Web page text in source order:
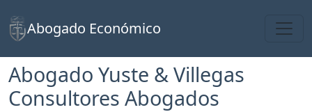
Abogado Económico
Abogado Yuste & Villegas
Consultores Abogados